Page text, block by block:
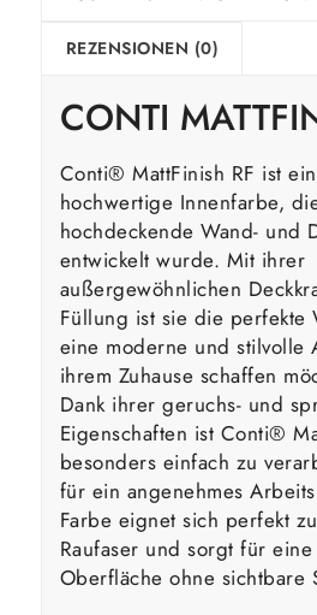
REZENSIONEN (0)
CONTI
Conti® MattFinish RF ist
hochwertige Innenfarbe,
hochdeckende Wand- und
entwickelt wurde. Mit ihrer
außergewöhnlichen
Füllung ist sie die perfekte
eine moderne und stilvolle
ihrem Zuhause schaffen
Dank ihrer geruchs- und
Eigenschaften ist Conti®
besonders einfach zu
für ein angenehmes
Farbe eignet sich perfekt
Raufaser und sorgt für
Oberfläche ohne sichtbare